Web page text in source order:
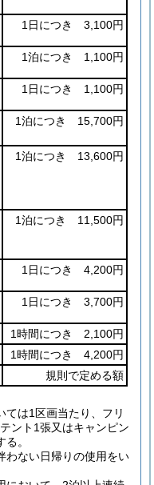
1日につき 3,100円
1泊につき 1,100円
1日につき 1,100円
1泊につき 15,700円
1泊につき 13,600円
1泊につき 11,500円
1日につき 4,200円
1日につき 3,700円
1時間につき 2,100円
1時間につき 4,200円
規則で定める額
は1区画当たり、フリ
ント1張又はキャンピン
。
ない日帰りの使用をい